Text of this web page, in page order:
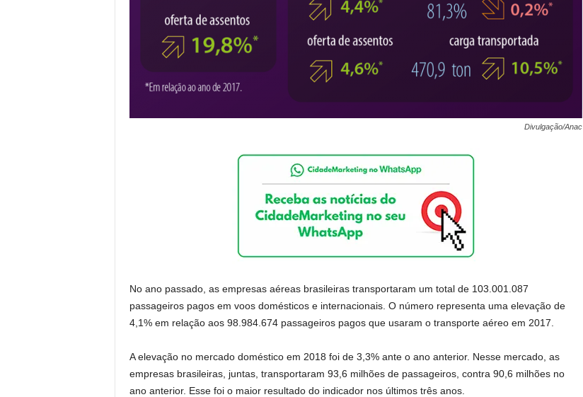
Divulgação/Anac
No ano passado, as empresas aéreas brasileiras transportaram um total de 103.001.087
passageiros pagos em voos domésticos e internacionais. O número representa uma elevação de
4,1% em relação aos 98.984.674 passageiros pagos que usaram o transporte aéreo em 2017.
A elevação no mercado doméstico em 2018 foi de 3,3% ante o ano anterior. Nesse mercado, as
empresas brasileiras, juntas, transportaram 93,6 milhões de passageiros, contra 90,6 milhões no
ano anterior. Esse foi o maior resultado do indicador nos últimos três anos.